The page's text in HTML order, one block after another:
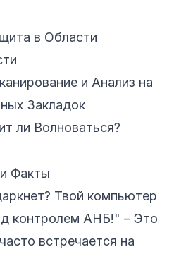
в Области
и Анализ на
Закладок
ли Волноваться?
Факты
Твой компьютер
контролем АНБ!" – Это
встречается на